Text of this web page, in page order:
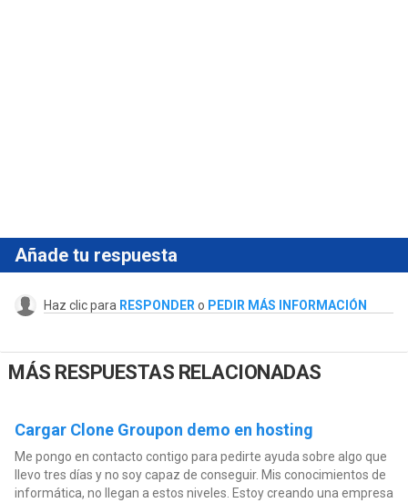
Añade tu respuesta
Haz clic para RESPONDER o PEDIR MÁS INFORMACIÓN
MÁS RESPUESTAS RELACIONADAS
Cargar Clone Groupon demo en hosting
Me pongo en contacto contigo para pedirte ayuda sobre algo que
llevo tres días y no soy capaz de conseguir. Mis conocimientos de
informática, no llegan a estos niveles. Estoy creando una empresa